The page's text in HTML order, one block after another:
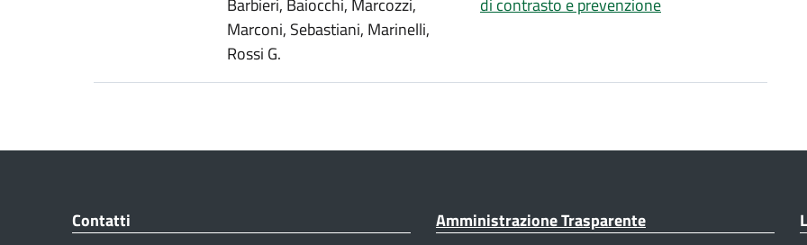
Barbieri, Baiocchi, Marcozzi,
Marconi, Sebastiani, Marinelli,
Rossi G.
di contrasto e prevenzione
Contatti Amministrazione Trasparente